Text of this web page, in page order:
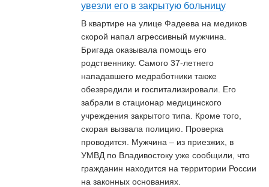
увезли его в закрытую больницу
В квартире на улице Фадеева на медиков
скорой напал агрессивный мужчина.
Бригада оказывала помощь его
родственнику. Самого 37-летнего
нападавшего медработники также
обезвредили и госпитализировали. Его
забрали в стационар медицинского
учреждения закрытого типа. Кроме того,
скорая вызвала полицию. Проверка
проводится. Мужчина – из приезжих, в
УМВД по Владивостоку уже сообщили, что
гражданин находится на территории России
на законных основаниях.